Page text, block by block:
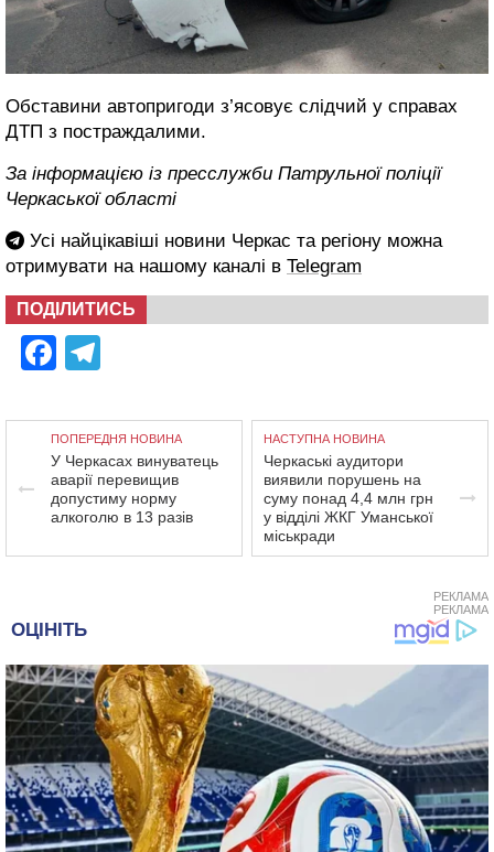
Обставини автопригоди з’ясовує слідчий у справах
ДТП з постраждалими.
За інформацією із пресслужби Патрульної поліції
Черкаської області
Усі найцікавіші новини Черкас та регіону можна
отримувати на нашому каналі в Telegram
ПОДІЛИТИСЬ
Facebook
ПОПЕРЕДНЯ НОВИНА
У Черкасах винуватець
аварії перевищив
допустиму норму
алкоголю в 13 разів
НАСТУПНА НОВИНА
Черкаські аудитори
виявили порушень на
суму понад 4,4 млн грн
у відділі ЖКГ Уманської
міськради
РЕКЛАМА
РЕКЛАМА